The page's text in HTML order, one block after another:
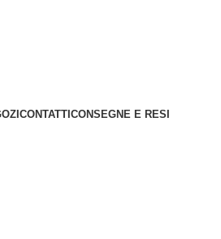
CONTATTICONSEGNE E RESI